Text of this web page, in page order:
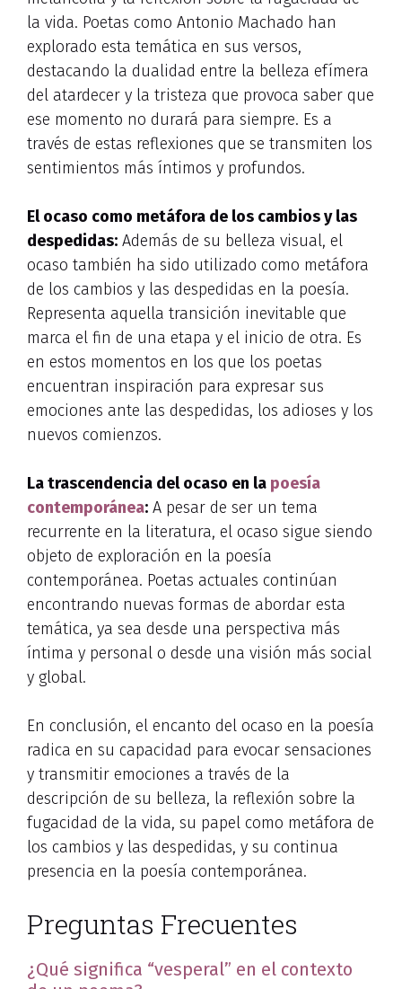
la vida. Poetas como Antonio Machado han
explorado esta temática en sus versos,
destacando la dualidad entre la belleza efímera
del atardecer y la tristeza que provoca saber que
ese momento no durará para siempre. Es a
través de estas reflexiones que se transmiten los
sentimientos más íntimos y profundos.
El ocaso como metáfora de los cambios y las
despedidas: Además de su belleza visual, el
ocaso también ha sido utilizado como metáfora
de los cambios y las despedidas en la poesía.
Representa aquella transición inevitable que
marca el fin de una etapa y el inicio de otra. Es
en estos momentos en los que los poetas
encuentran inspiración para expresar sus
emociones ante las despedidas, los adioses y los
nuevos comienzos.
La trascendencia del ocaso en la poesía
contemporánea: A pesar de ser un tema
recurrente en la literatura, el ocaso sigue siendo
objeto de exploración en la poesía
contemporánea. Poetas actuales continúan
encontrando nuevas formas de abordar esta
temática, ya sea desde una perspectiva más
íntima y personal o desde una visión más social
y global.
En conclusión, el encanto del ocaso en la poesía
radica en su capacidad para evocar sensaciones
y transmitir emociones a través de la
descripción de su belleza, la reflexión sobre la
fugacidad de la vida, su papel como metáfora de
los cambios y las despedidas, y su continua
presencia en la poesía contemporánea.
Preguntas Frecuentes
¿Qué significa “vesperal” en el contexto